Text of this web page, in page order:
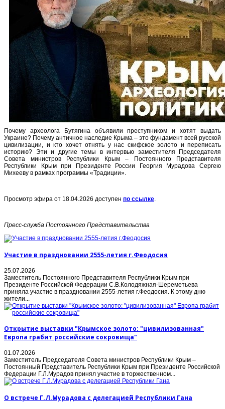
Почему археолога Бутягина объявили преступником и хотят выдать
Украине? Почему античное наследие Крыма – это фундамент всей русской
цивилизации, и кто хочет отнять у нас скифское золото и переписать
историю? Эти и другие темы в интервью заместителя Председателя
Совета министров Республики Крым – Постоянного Представителя
Республики Крым при Президенте России Георгия Мурадова Сергею
Михееву в рамках программы «Традиции».
Просмотр эфира от 18.04.2026 доступен по ссылке.
Пресс-служба Постоянного Представительства
Участие в праздновании 2555-летия г.Феодосия
25.07.2026
Заместитель Постоянного Представителя Республики Крым при
Президенте Российской Федерации С.В.Колодяжная-Шереметьева
приняла участие в праздновании 2555-летия г.Феодосия. К этому дню
жители...
Открытие выставки "Крымское золото: "цивилизованная"
Европа грабит российские сокровища"
01.07.2026
Заместитель Председателя Совета министров Республики Крым –
Постоянный Представитель Республики Крым при Президенте Российской
Федерации Г.Л.Мурадов принял участие в торжественном...
О встрече Г.Л.Мурадова с делегацией Республики Гана